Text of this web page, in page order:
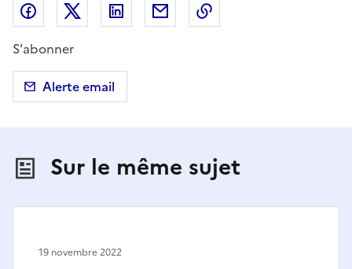
Partager sur Facebook
Partager sur X (anciennement Twitter)
Partager sur LinkedIn
Partager par email
S'abonner
Alerte email
Sur le même sujet
19 novembre 2022